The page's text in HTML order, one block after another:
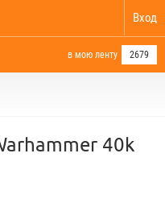
Вход
в мою ленту 2679
40k